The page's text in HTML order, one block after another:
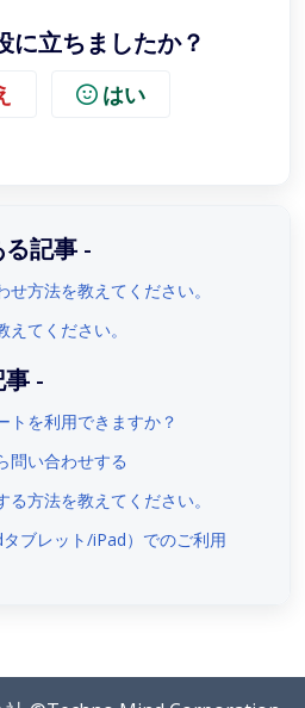
に立ちましたか？
はい
記事 -
方法を教えてください。
てください。
-
トを利用できますか？
問い合わせする
方法を教えてください。
ブレット/iPad）でのご利用